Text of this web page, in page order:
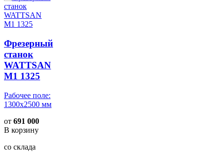
Фрезерный
станок
WATTSAN
M1 1325
Рабочее поле:
1300x2500 мм
от 691 000
В корзину
со склада